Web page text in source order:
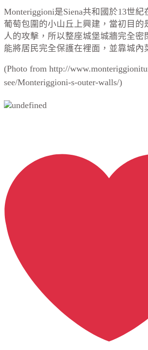
Monteriggioni是Siena共和國於13世紀
葡萄包圍的小山丘上興建，當初目的
人的攻擊，所以整座城堡城牆完全密
能將居民完全保護在裡面，並靠城內
(Photo from http://
see/Monteriggioni-s-outer-walls/)